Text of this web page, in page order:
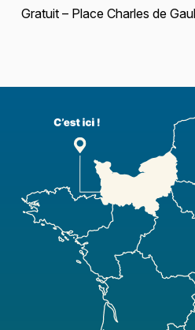
Gratuit – Place Charles de